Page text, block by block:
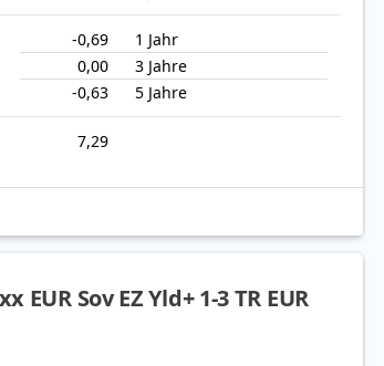
-0,69
1 Jahr
0,00
3 Jahre
-0,63
5 Jahre
7,29
Sov EZ Yld+ 1-3 TR EUR